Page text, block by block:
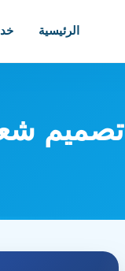
الرئيسية
تصميم